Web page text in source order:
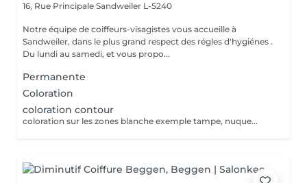
16, Rue Principale Sandweiler L-5240
Notre équipe de coiffeurs-visagistes vous accueille à
Sandweiler, dans le plus grand respect des régles d'hygiénes .
Du lundi au samedi, et vous propo...
Permanente
Coloration
coloration contour
coloration sur les zones blanche exemple tampe, nuque...